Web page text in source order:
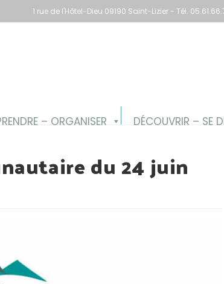
1 rue de l'Hôtel-Dieu 09190 Saint-Lizier - Tél.
– ORGANISER DÉCOUVRIR – SE
du 24 juin